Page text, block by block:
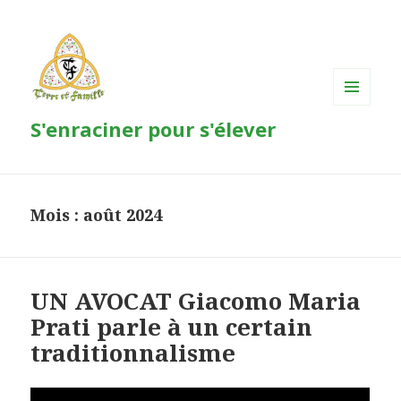
S'enraciner pour s'élever
Mois : août 2024
UN AVOCAT Giacomo Maria
Prati parle à un certain
traditionnalisme